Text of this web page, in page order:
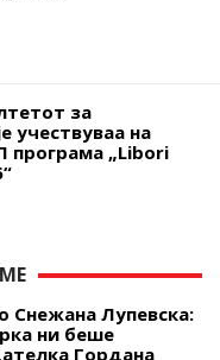
за
учествуваа на
програма „Libori
Снежана Лупевска:
ни беше
Гордана